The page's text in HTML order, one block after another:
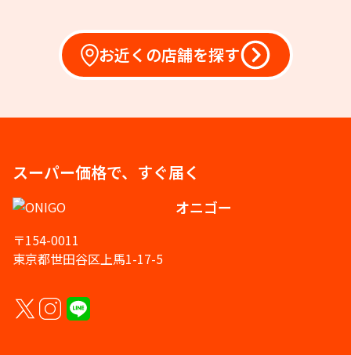
お近くの店舗を探す
スーパー価格で、すぐ届く
オニゴー
〒154-0011
東京都世田谷区上馬1-17-5